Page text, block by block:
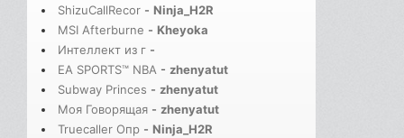
ShizuCallRecor - Ninja_H2R
MSI Afterburne - Kheyoka
Интеллект из г -
EA SPORTS™ NBA - zhenyatut
Subway Princes - zhenyatut
Моя Говорящая - zhenyatut
Truecaller Опр - Ninja_H2R